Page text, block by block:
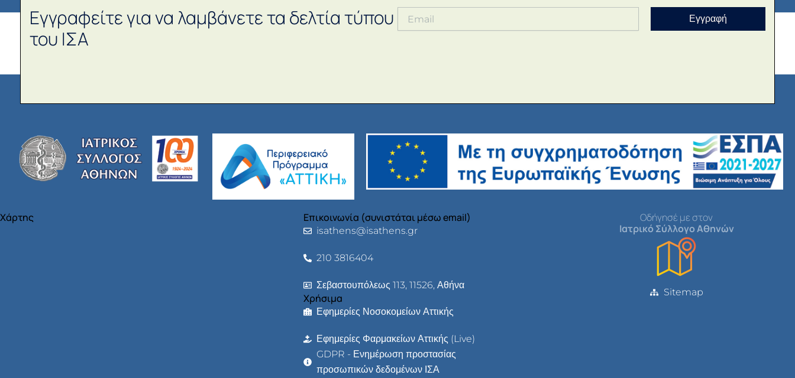
Εγγραφείτε για να λαμβάνετε τα δελτία τύπου
του ΙΣΑ
Εγγραφή
Χάρτης Επικοινωνία (συνιστάται μέσω email)
isathens@isathens.gr
210 3816404
Σεβαστουπόλεως 113, 11526, Αθήνα
Χρήσιμα
Εφημερίες Νοσοκομείων Αττικής
Εφημερίες Φαρμακείων Αττικής (Live)
GDPR - Ενημέρωση προστασίας
προσωπικών δεδομένων ΙΣΑ
Οδήγησέ με στον
Ιατρικό Σύλλογο Αθηνών
Sitemap